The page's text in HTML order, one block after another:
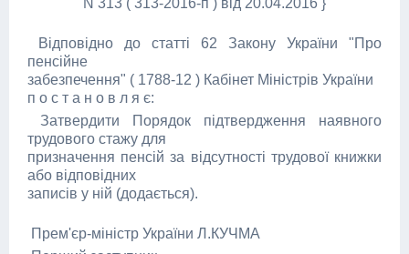
N 313 ( 313-2016-п ) від 20.04.2016 }
Відповідно до статті 62 Закону України "Про
пенсійне
забезпечення" ( 1788-12 ) Кабінет Міністрів України
п о с т а н о в л я є:
Затвердити Порядок підтвердження наявного
трудового стажу для
призначення пенсій за відсутності трудової книжки
або відповідних
записів у ній (додається).
Прем'єр-міністр України Л.КУЧМА